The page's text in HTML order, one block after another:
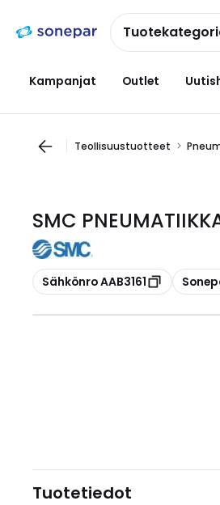
navigointiinsisältöön
Kampanjat Outlet
Teollisuustuotteet
SMC
Kopioi
Sähkönro AAB3161 Kopioi
Tuotetiedot